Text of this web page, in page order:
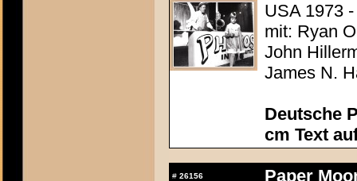
USA 1973
mit: Ryan
John
James N.
Deutsche
cm Text
# 26156 Paper